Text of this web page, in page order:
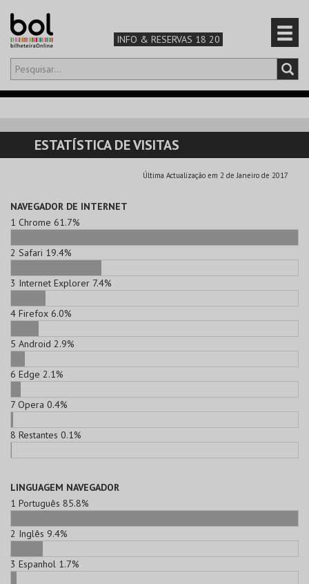
INFO & RESERVAS 18 20
Olá,iniciar sessão
CARRINHO
TEATRO & ARTE
FAMÍLIA
ESTATÍSTICA DE VISITAS
Última Actualização em 2 de Janeiro de 2017
NAVEGADOR DE INTERNET
1 Chrome 61.7%
2 Safari 19.4%
3 Internet Explorer 7.4%
4 Firefox 6.0%
5 Android 2.9%
6 Edge 2.1%
7 Opera 0.4%
8 Restantes 0.1%
LINGUAGEM NAVEGADOR
1 Português 85.8%
2 Inglês 9.4%
3 Espanhol 1.7%